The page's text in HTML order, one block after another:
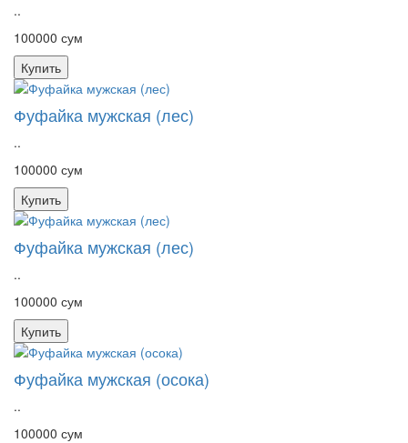
..
100000 сум
Купить
Фуфайка мужская (лес)
..
100000 сум
Купить
Фуфайка мужская (лес)
..
100000 сум
Купить
Фуфайка мужская (осока)
..
100000 сум